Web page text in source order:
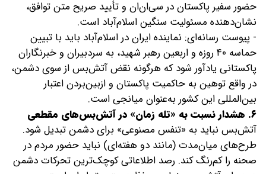
حضور سفیر پاکستان در سی‌ان‌ان و تأیید صریح متن توافق،
نشان‌دهنده مسئولیت سنگین اسلام‌آباد است.
- پیوست رسانه‌ای: نماینده ایران در اسلام‌آباد باید با تبیین
حماسه ۴۰ روزه و اربعین رهبر شهید، به سردبیران و خبرنگاران
پاکستانی یادآور شود که هرگونه نقض آتش‌بس از سوی دشمن،
در واقع توهین به حاکمیت پاکستان و ازبین‌بردن اعتبار
بین‌المللی این کشور به‌عنوان میانجی است.
۶. هشدار نسبت به «تله زمان» در آتش‌بس‌های مقطعی
آتش‌بس نباید به «تنفس مصنوعی» برای دشمن تبدیل شود.
طرح‌های میان‌مدت (مانند دو هفته‌ای) نباید حضور مردم در
صحنه را کم‌رنگ کند. رصد اطلاعاتی کوچک‌ترین تحرکات دشمن